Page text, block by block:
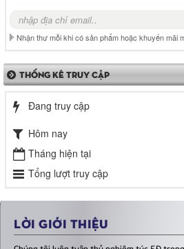
Nhận thư mỗi khi có sản phẩm hoặc khuyến mãi
THỐNG KÊ TRUY CẬP
Đang truy cập
Hôm nay
Tháng hiện tại
Tổng lượt truy cập
LỜI GIỚI THIỆU